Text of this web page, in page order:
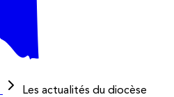
Les actualités du diocèse